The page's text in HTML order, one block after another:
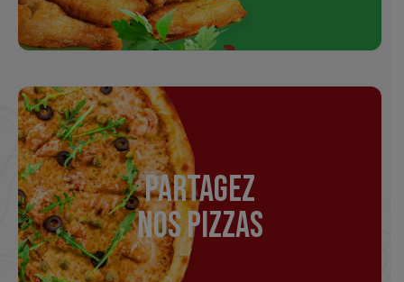
PARTAGEZ
NOS PIZZAS